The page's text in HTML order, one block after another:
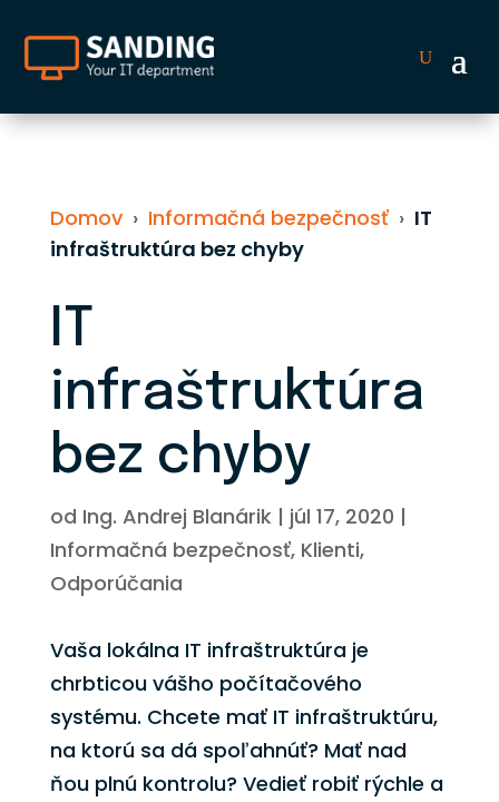
Domov › Informačná bezpečnosť › IT
infraštruktúra bez chyby
IT
infraštruktúra
bez chyby
od Ing. Andrej Blanárik| júl 17, 2020 |
Informačná bezpečnosť, Klienti,
Odporúčania
Vaša lokálna IT infraštruktúra je
chrbticou vášho počítačového
systému. Chcete mať IT infraštruktúru,
na ktorú sa dá spoľahnúť? Mať nad
ňou plnú kontrolu? Vedieť robiť rýchle a